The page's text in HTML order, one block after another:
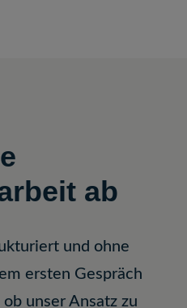
ab
und ohne
ersten Gespräch
unser Ansatz zu